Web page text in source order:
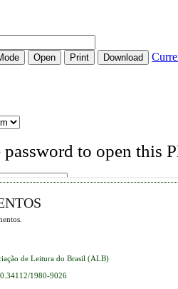
de Leitura do Brasil (ALB)
1980-9026